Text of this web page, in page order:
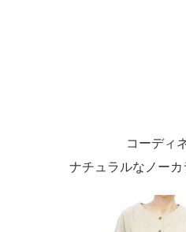
コーディ
ナチュラルなノーカ